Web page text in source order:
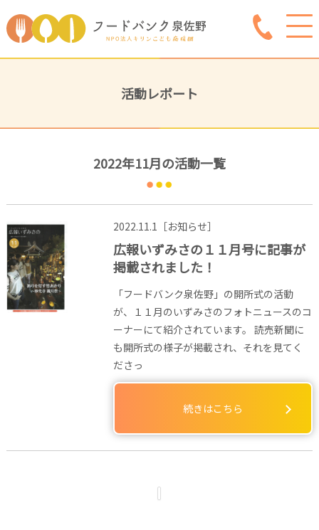
活動レポート
2022年11月の活動一覧
2022.11.1［お知らせ］
広報いずみさの１１月号に記事が
掲載されました！
「フードバンク泉佐野」の開所式の活動
が、１１月のいずみさのフォトニュースのコ
ーナーにて紹介されています。 読売新聞に
も開所式の様子が掲載され、それを見てく
ださっ
続きはこちら